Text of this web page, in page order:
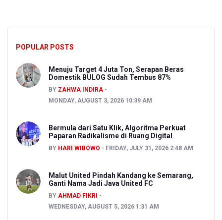
POPULAR POSTS
Menuju Target 4 Juta Ton, Serapan Beras
Domestik BULOG Sudah Tembus 87%
BY ZAHWA INDIRA
MONDAY, AUGUST 3, 2026 10:39 AM
Bermula dari Satu Klik, Algoritma Perkuat
Paparan Radikalisme di Ruang Digital
BY HARI WIBOWO FRIDAY, JULY 31, 2026 2:48 AM
Malut United Pindah Kandang ke Semarang,
Ganti Nama Jadi Java United FC
BY AHMAD FIKRI
WEDNESDAY, AUGUST 5, 2026 1:31 AM